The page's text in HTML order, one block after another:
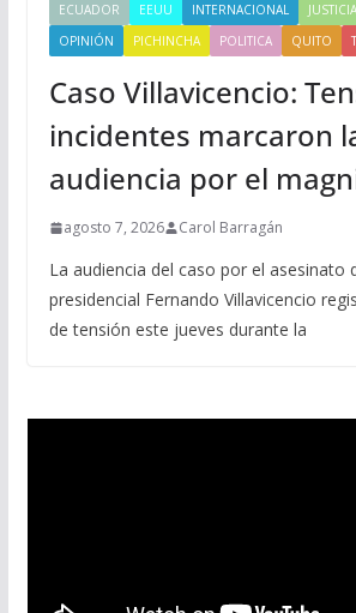
ECUADOR EEUU INTERNACIONAL JUSTICIA
OPINIÓN
PICHINCHA POLITICA QUITO
Caso Villavicencio:
incidentes marcaron
audiencia por el
agosto 7, 2026 Carol Barragán
La audiencia del caso por el asesinato
presidencial Fernando Villavicencio
de tensión este jueves durante la